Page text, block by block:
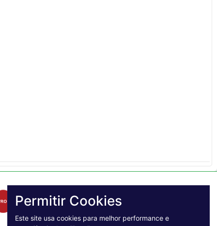
Permitir Cookies
Este site usa cookies para melhor performance e